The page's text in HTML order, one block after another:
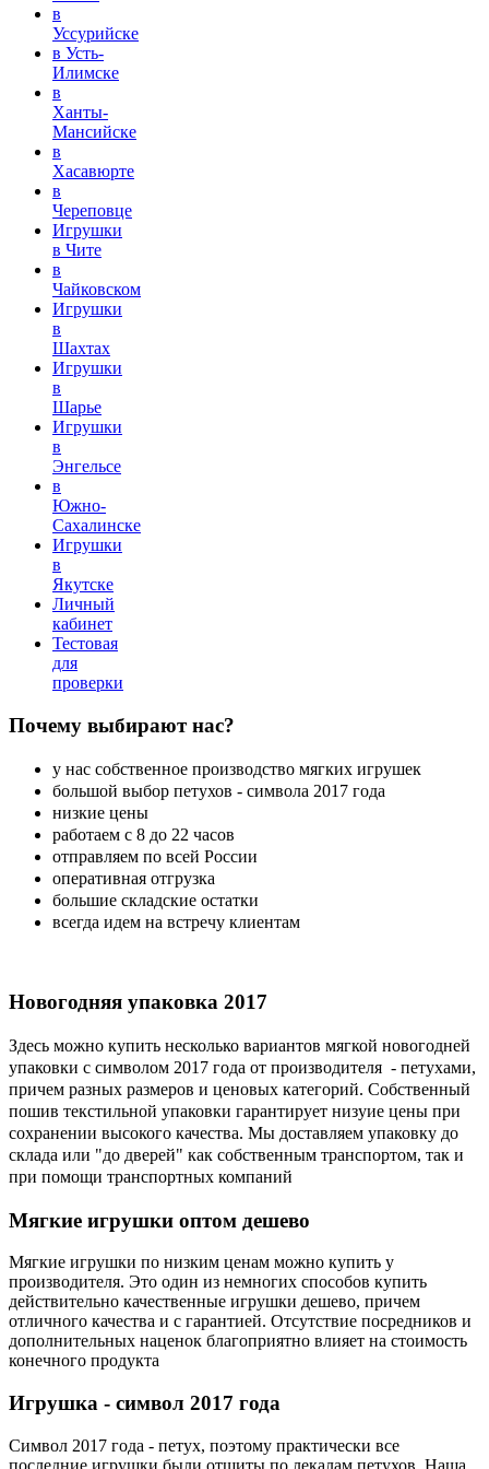
в
Уссурийске
в Усть-
Илимске
в
Ханты-
Мансийске
в
Хасавюрте
в
Череповце
Игрушки
в Чите
в
Чайковском
Игрушки
в
Шахтах
Игрушки
в
Шарье
Игрушки
в
Энгельсе
в
Южно-
Сахалинске
Игрушки
в
Якутске
Личный
кабинет
Тестовая
для
проверки
Почему выбирают нас?
у нас собственное производство мягких игрушек
большой выбор петухов - символа 2017 года
низкие цены
работаем с 8 до 22 часов
отправляем по всей России
оперативная отгрузка
большие складские остатки
всегда идем на встречу клиентам
Новогодняя упаковка 2017
Здесь можно купить несколько вариантов мягкой новогодней
упаковки с символом 2017 года от производителя - петухами,
причем разных размеров и ценовых категорий. Собственный
пошив текстильной упаковки гарантирует низуие цены при
сохранении высокого качества. Мы доставляем упаковку до
склада или "до дверей" как собственным транспортом, так и
при помощи транспортных компаний
Мягкие игрушки оптом дешево
Мягкие игрушки по низким ценам можно купить у
производителя. Это один из немногих способов купить
действительно качественные игрушки дешево, причем
отличного качества и с гарантией. Отсутствие посредников и
дополнительных наценок благоприятно влияет на стоимость
конечного продукта
Игрушка - символ 2017 года
Символ 2017 года - петух, поэтому практически все
последние игрушки были отшиты по лекалам петухов. Наша